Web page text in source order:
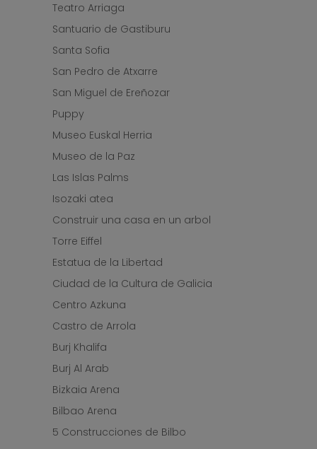
Teatro Arriaga
Santuario de Gastiburu
Santa Sofia
San Pedro de Atxarre
San Miguel de Ereñozar
Puppy
Museo Euskal Herria
Museo de la Paz
Las Islas Palms
Isozaki atea
Construir una casa en un arbol
Torre Eiffel
Estatua de la Libertad
Ciudad de la Cultura de Galicia
Centro Azkuna
Castro de Arrola
Burj Khalifa
Burj Al Arab
Bizkaia Arena
Bilbao Arena
5 Construcciones de Bilbo